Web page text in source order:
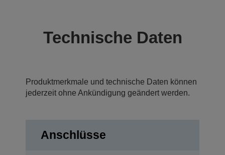
Technische Daten
Produktmerkmale und technische Daten können
jederzeit ohne Ankündigung geändert werden.
Anschlüsse